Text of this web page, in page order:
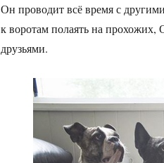
Он проводит всё время с
к воротам полаять на прохожих,
друзьями.